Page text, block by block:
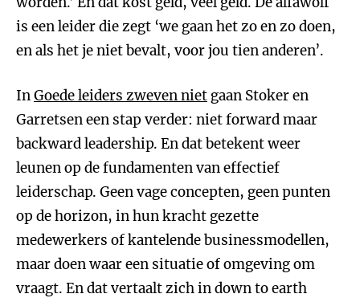
is een leider die zegt ‘we gaan het zo en zo doen,
en als het je niet bevalt, voor jou tien anderen’.
InGoede leiders zweven niet gaan Stoker en
Garretsen een stap verder: niet forward maar
backward leadership. En dat betekent weer
leunen op de fundamenten van effectief
leiderschap. Geen vage concepten, geen punten
op de horizon, in hun kracht gezette
medewerkers of kantelende businessmodellen,
maar doen waar een situatie of omgeving om
vraagt. En dat vertaalt zich in down to earth